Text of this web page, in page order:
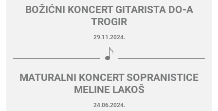
BOŽIĆNI KONCERT GITARISTA DO-A
TROGIR
29.11.2024.
MATURALNI KONCERT SOPRANISTICE
MELINE LAKOŠ
24.06.2024.